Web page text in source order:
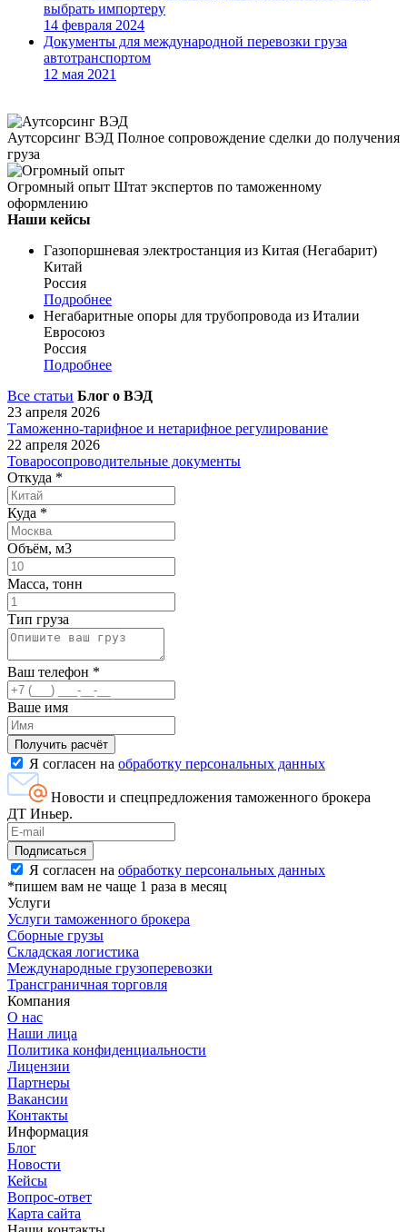
выбрать импортеру
14 февраля 2024
Документы для международной перевозки груза
автотранспортом
12 мая 2021
Аутсорсинг ВЭД Полное сопровождение сделки до получения
груза
Огромный опыт Штат экспертов по таможенному
оформлению
Наши кейсы
Газопоршневая электростанция из Китая (Негабарит)
Китай
Россия
Подробнее
Негабаритные опоры для трубопровода из Италии
Евросоюз
Россия
Подробнее
Все статьи Блог о ВЭД
23 апреля 2026
Таможенно-тарифное и нетарифное регулирование
22 апреля 2026
Товаросопроводительные документы
Откуда *
Куда *
Объём, м3
Масса, тонн
Тип груза
Ваш телефон *
Ваше имя
Я согласен на обработку персональных данных
Новости и спецпредложения таможенного брокера
ДТ Иньер.
Я согласен на обработку персональных данных
*пишем вам не чаще 1 раза в месяц
Услуги
Услуги таможенного брокера
Сборные грузы
Складская логистика
Международные грузоперевозки
Трансграничная торговля
Компания
О нас
Наши лица
Политика конфиденциальности
Лицензии
Партнеры
Вакансии
Контакты
Информация
Блог
Новости
Кейсы
Вопрос-ответ
Карта сайта